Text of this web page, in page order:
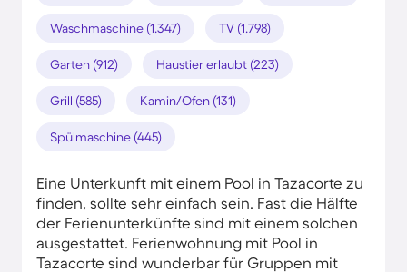
Waschmaschine (1.347) TV (1.798)
Garten (912) Haustier erlaubt (223)
Grill (585) Kamin/Ofen (131)
Spülmaschine (445)
Eine Unterkunft mit einem Pool in Tazacorte zu
finden, sollte sehr einfach sein. Fast die Hälfte
der Ferienunterkünfte sind mit einem solchen
ausgestattet. Ferienwohnung mit Pool in
Tazacorte sind wunderbar für Gruppen mit